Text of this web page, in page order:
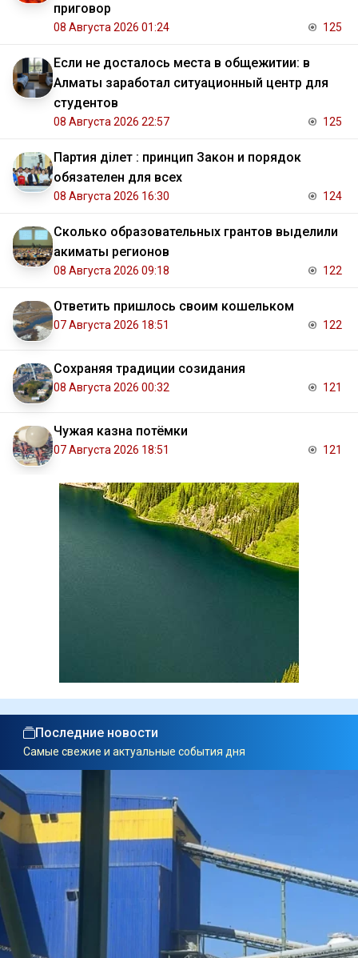
приговор
08 Августа 2026 01:24 125
Если не досталось места в общежитии: в
Алматы заработал ситуационный центр для
студентов
08 Августа 2026 22:57 125
Партия Әділет : принцип Закон и порядок
обязателен для всех
08 Августа 2026 16:30 124
Сколько образовательных грантов выделили
акиматы регионов
08 Августа 2026 09:18 122
Ответить пришлось своим кошельком
07 Августа 2026 18:51 122
Сохраняя традиции созидания
08 Августа 2026 00:32 121
Чужая казна потёмки
07 Августа 2026 18:51 121
Последние новости
Самые свежие и актуальные события дня